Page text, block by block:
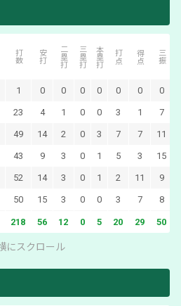
打数 安打 二塁打 三塁打 本塁打 打点 得点 三振
1 0 0 0 0 0 0 0
23 4 1 0 0 3 1 7
49 14 2 0 3 7 7 11
43 9 3 0 1 5 3 15
52 14 3 0 1 2 11 9
50 15 3 0 0 3 7 8
218 56 12 0 5 20 29 50
にスクロール